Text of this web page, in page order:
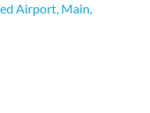
Airport, Main,